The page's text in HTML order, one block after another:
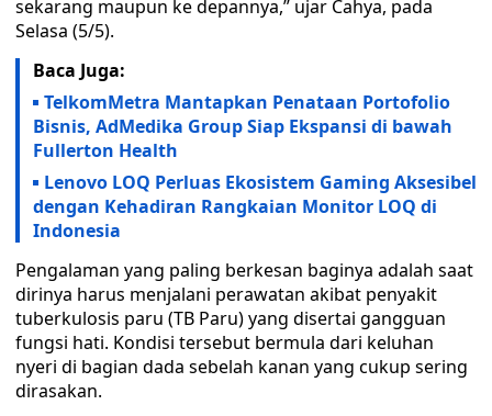
sekarang maupun ke depannya,” ujar Cahya, pada
Selasa (5/5).
Baca Juga:
TelkomMetra Mantapkan Penataan Portofolio
Bisnis, AdMedika Group Siap Ekspansi di bawah
Fullerton Health
Lenovo LOQ Perluas Ekosistem Gaming Aksesibel
dengan Kehadiran Rangkaian Monitor LOQ di
Indonesia
Pengalaman yang paling berkesan baginya adalah saat
dirinya harus menjalani perawatan akibat penyakit
tuberkulosis paru (TB Paru) yang disertai gangguan
fungsi hati. Kondisi tersebut bermula dari keluhan
nyeri di bagian dada sebelah kanan yang cukup sering
dirasakan.